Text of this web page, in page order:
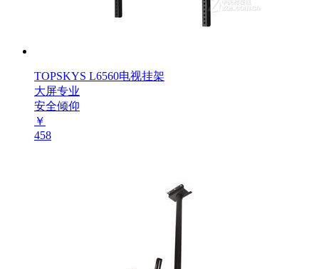
TOPSKYS L6560电视挂架
大屏专业
安全倾仰
￥
458